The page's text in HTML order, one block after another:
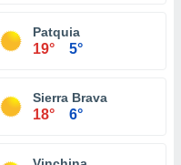
Patquia
19° 5°
Sierra Brava
18° 6°